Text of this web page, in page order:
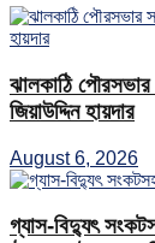
ঝালকাঠি
জিয়াউদ্দিন হায়দার
August 6, 2026
গ্যাস-বিদ্যুৎ